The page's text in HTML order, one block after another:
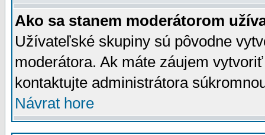
Ako sa stanem moderátorom
Užívateľské skupiny sú pôvodne
moderátora. Ak máte záujem
kontaktujte administrátora
Návrat hore